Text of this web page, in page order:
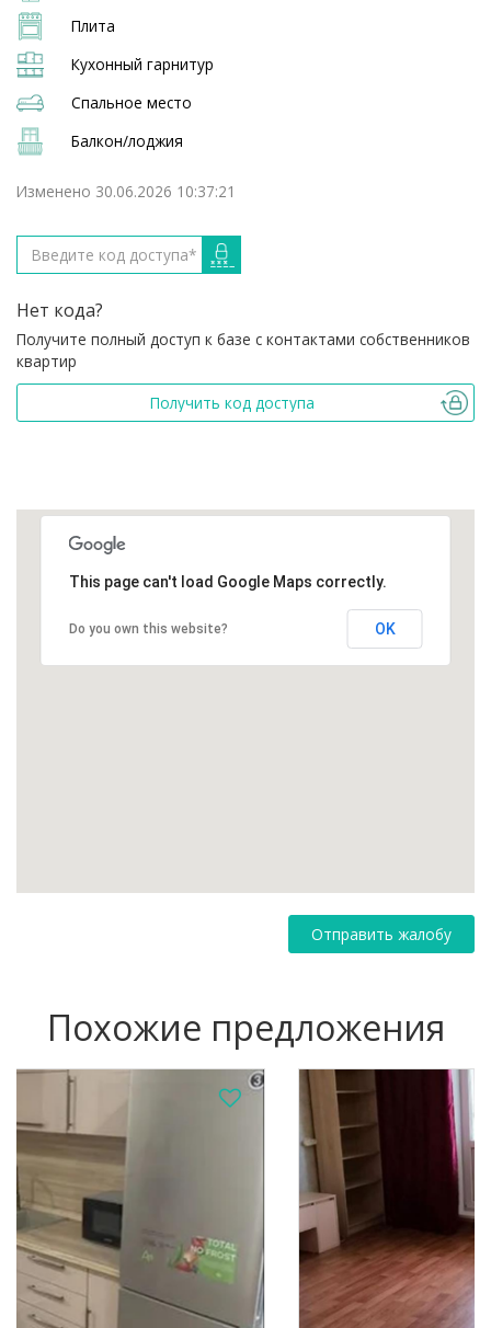
Плита
Кухонный гарнитур
Спальное место
Балкон/лоджия
Изменено 30.06.2026 10:37:21
Нет кода?
Получите полный доступ к базе с контактами собственников
квартир
Получить код доступа
This page can't load Google Maps correctly.
Do you own this website? OK
Отправить жалобу
Похожие предложения